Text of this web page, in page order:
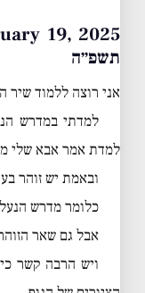
תשפ״ה
אני רוצה ללמוד שיר
למדתי במדרש
למדת אמר אבא שלי
ובאמת יש זוהר
כלומר מדרש
אבל גם שאר
ויש הרבה קשר